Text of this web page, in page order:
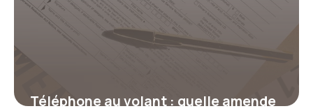
Téléphone au volant : quelle amende